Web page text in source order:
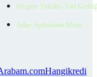
Müşteri Yetkilisi Veri
Aday Aydınlatma Metni
Hangikredi